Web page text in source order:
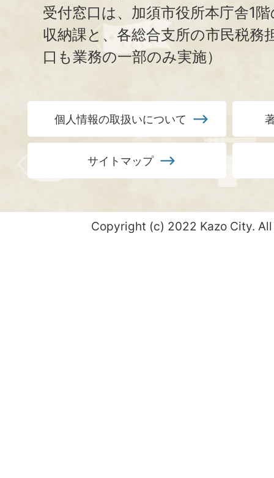
受付窓口は、加須市役所本庁舎1
収納課と、 各総合支所の市民税務
口も業務の一部のみ実施）
個人情報の取扱いについて
サイトマップ
Copyright (c) 2022 Kazo City.